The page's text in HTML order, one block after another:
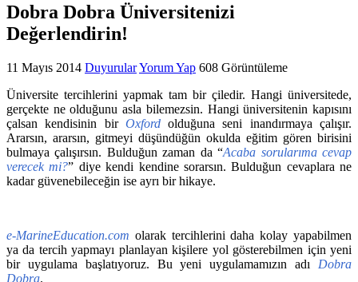
Dobra Dobra Üniversitenizi
Değerlendirin!
11 Mayıs 2014 DuyurularYorum Yap 608 Görüntüleme
Üniversite tercihlerini yapmak tam bir çiledir. Hangi üniversitede,
gerçekte ne olduğunu asla bilemezsin. Hangi üniversitenin kapısını
çalsan kendisinin bir Oxfordolduğuna seni inandırmaya çalışır.
Ararsın, ararsın, gitmeyi düşündüğün okulda eğitim gören birisini
bulmaya çalışırsın. Bulduğun zaman da “Acaba sorularıma cevap
verecek mi?” diye kendi kendine sorarsın. Bulduğun cevaplara ne
kadar güvenebileceğin ise ayrı bir hikaye.
e-MarineEducation.com olarak tercihlerini daha kolay yapabilmen
ya da tercih yapmayı planlayan kişilere yol gösterebilmen için yeni
bir uygulama başlatıyoruz. Bu yeni uygulamamızın adı Dobra
Dobra.